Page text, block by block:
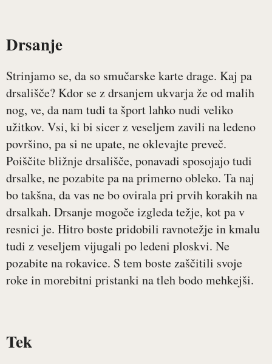
Drsanje
Strinjamo se, da so smučarske karte drage. Kaj pa
drsališče? Kdor se z drsanjem ukvarja že od malih
nog, ve, da nam tudi ta šport lahko nudi veliko
užitkov. Vsi, ki bi sicer z veseljem zavili na ledeno
površino, pa si ne upate, ne oklevajte preveč.
Poiščite bližnje drsališče, ponavadi sposojajo tudi
drsalke, ne pozabite pa na primerno obleko. Ta naj
bo takšna, da vas ne bo ovirala pri prvih korakih na
drsalkah. Drsanje mogoče izgleda težje, kot pa v
resnici je. Hitro boste pridobili ravnotežje in kmalu
tudi z veseljem vijugali po ledeni ploskvi. Ne
pozabite na rokavice. S tem boste zaščitili svoje
roke in morebitni pristanki na tleh bodo mehkejši.
Tek